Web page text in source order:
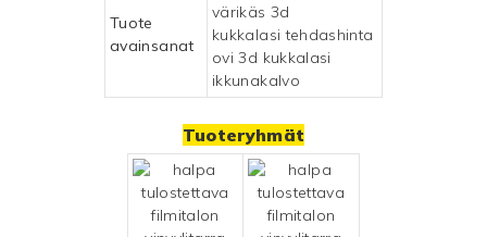
Tuote
avainsanat
värikäs 3d
kukkalasi tehdashinta
ovi 3d kukkalasi
ikkunakalvo
Tuoteryhmät